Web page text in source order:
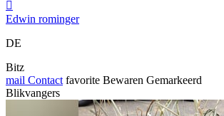

Edwin rominger
DE
Bitz
mail Contact favorite Bewaren Gemarkeerd
Blikvangers